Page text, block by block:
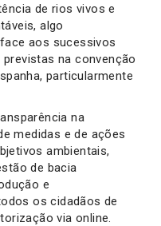
de rios vivos e
algo
aos sucessivos
na convenção
particularmente
na
medidas e de ações
ambientais,
de bacia
e
os cidadãos de
via online.